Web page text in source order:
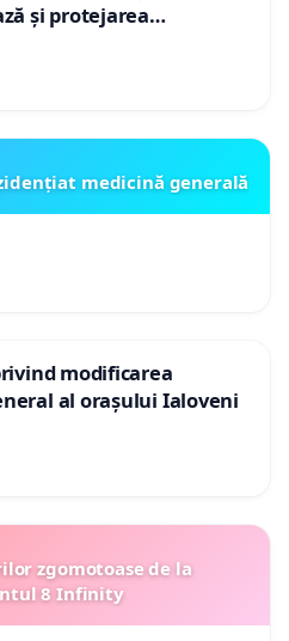
și protejarea
pentru asistenții
medicină generală
modificarea
al orașului Ialoveni
zgomotoase de la
8 Infinity